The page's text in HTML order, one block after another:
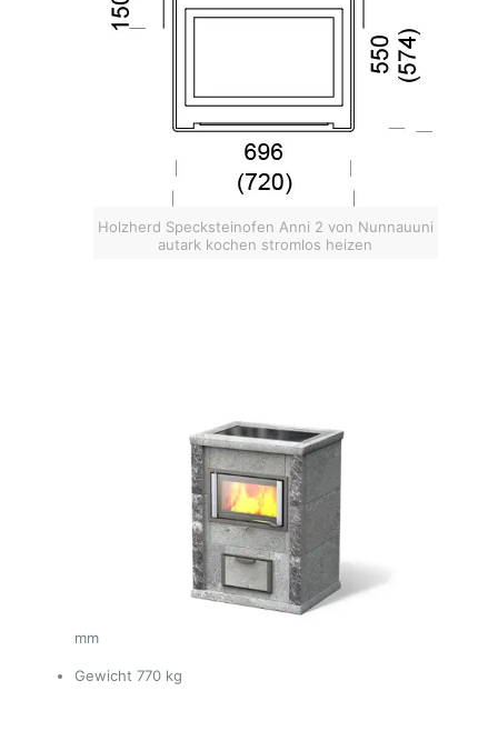
Holzherd Specksteinofen Anni 2 von Nunnauuni
autark kochen stromlos heizen
mm
Gewicht 770 kg